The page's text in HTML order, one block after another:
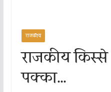
राजकीय
राजकीय किस्से
पक्का…